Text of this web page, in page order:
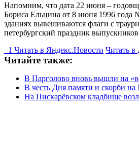
Напомним, что дата 22 июня –
Бориса Ельцина от 8 июня 1996 года
зданиях вывешиваются флаги с
петербургский праздник
1 Читать в Яндекс.Новости Читать в
Читайте также:
В Парголово вновь вышли на
В честь Дня памяти и скорби
На Пискарёвском кладбище